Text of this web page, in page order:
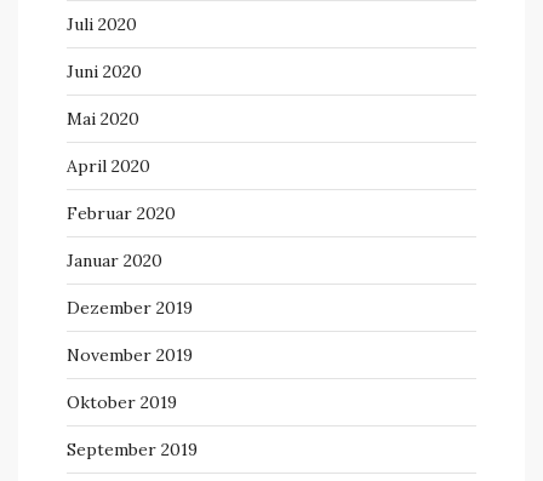
Juli 2020
Juni 2020
Mai 2020
April 2020
Februar 2020
Januar 2020
Dezember 2019
November 2019
Oktober 2019
September 2019